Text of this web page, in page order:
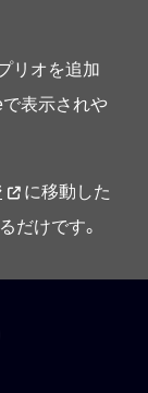
リオを追加
表示されや
に移動した
だけです。